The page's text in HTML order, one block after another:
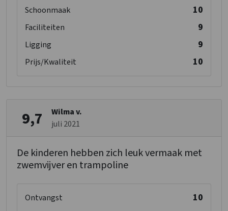
Schoonmaak 10
Faciliteiten 9
Ligging 9
Prijs/Kwaliteit 10
9,7
Wilma v.
juli 2021
De kinderen hebben zich leuk vermaak met
zwemvijver en trampoline
Ontvangst 10